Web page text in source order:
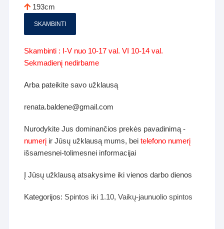
193cm
SKAMBINTI
Skambinti : I-V nuo 10-17 val. VI 10-14 val.
Sekmadienį nedirbame
Arba pateikite savo užklausą
renata.baldene@gmail.com
Nurodykite Jus dominančios prekės pavadinimą -
numerį ir Jūsų užklausą mums, beitelefono numerį
išsamesnei-tolimesnei informacijai
Į Jūsų užklausą atsakysime iki vienos darbo dienos
Kategorijos: Spintos iki 1.10,Vaikų-jaunuolio spintos